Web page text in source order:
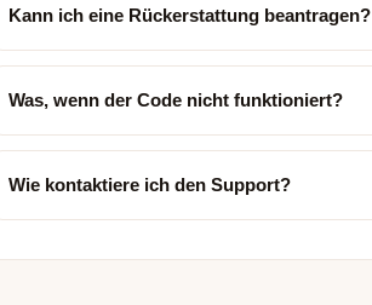
Kann ich eine Rückerstattung beantragen?
Was, wenn der Code nicht funktioniert?
Wie kontaktiere ich den Support?